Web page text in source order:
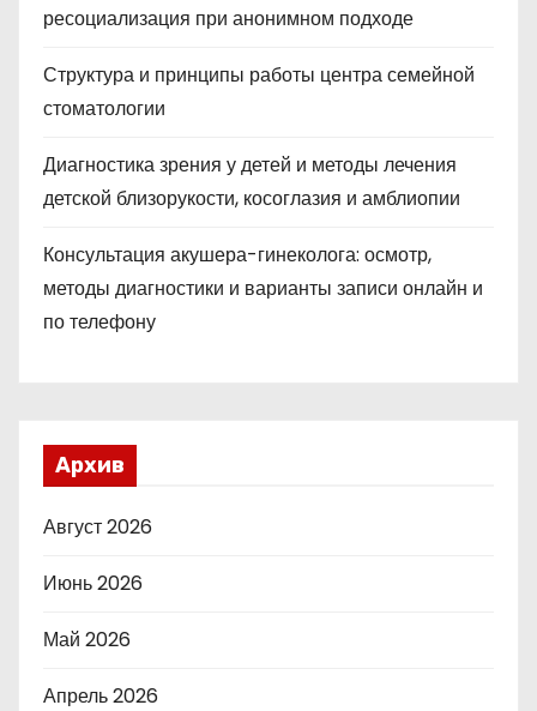
ресоциализация при анонимном подходе
Структура и принципы работы центра семейной
стоматологии
Диагностика зрения у детей и методы лечения
детской близорукости, косоглазия и амблиопии
Консультация акушера-гинеколога: осмотр,
методы диагностики и варианты записи онлайн и
по телефону
Архив
Август 2026
Июнь 2026
Май 2026
Апрель 2026